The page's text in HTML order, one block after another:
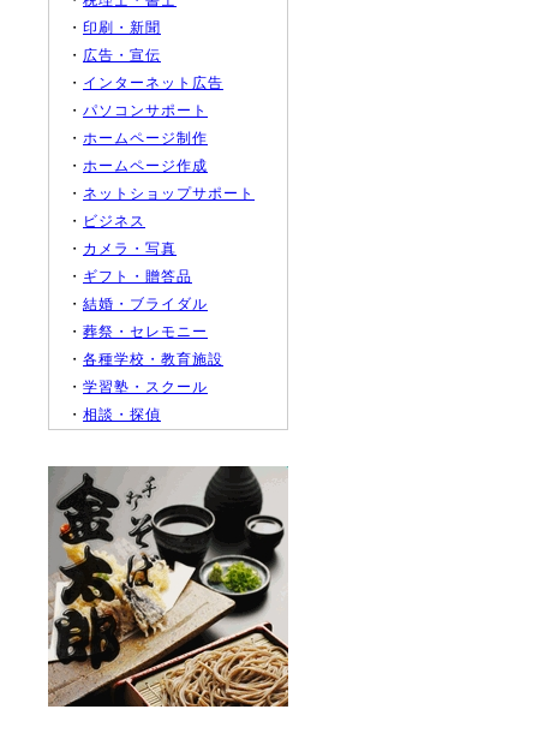
・ 印刷・新聞
・ 広告・宣伝
・ インターネット広告
・ パソコンサポート
・ ホームページ制作
・ ホームページ作成
・ ネットショップサポート
・ ビジネス
・ カメラ・写真
・ ギフト・贈答品
・ 結婚・ブライダル
・ 葬祭・セレモニー
・ 各種学校・教育施設
・ 学習塾・スクール
・ 相談・探偵